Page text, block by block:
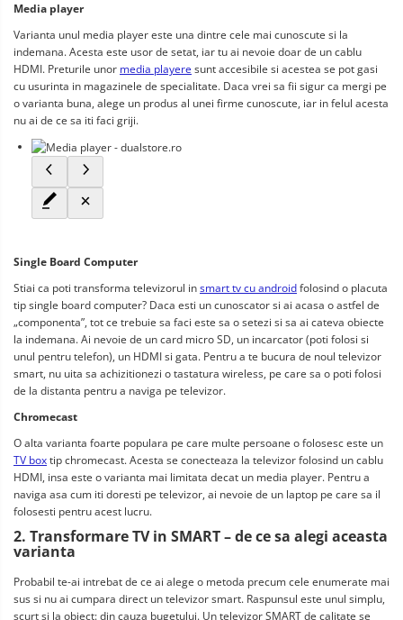
Media player
Varianta unul media player este una dintre cele mai cunoscute si la
indemana. Acesta este usor de setat, iar tu ai nevoie doar de un cablu
HDMI. Preturile unor media playere sunt accesibile si acestea se pot gasi
cu usurinta in magazinele de specialitate. Daca vrei sa fii sigur ca mergi pe
o varianta buna, alege un produs al unei firme cunoscute, iar in felul acesta
nu ai de ce sa iti faci griji.
Single Board Computer
Stiai ca poti transforma televizorul in smart tv cu android folosind o placuta
tip single board computer? Daca esti un cunoscator si ai acasa o astfel de
„componenta”, tot ce trebuie sa faci este sa o setezi si sa ai cateva obiecte
la indemana. Ai nevoie de un card micro SD, un incarcator (poti folosi si
unul pentru telefon), un HDMI si gata. Pentru a te bucura de noul televizor
smart, nu uita sa achizitionezi o tastatura wireless, pe care sa o poti folosi
de la distanta pentru a naviga pe televizor.
Chromecast
TV box tip chromecast. Acesta se conecteaza la televizor folosind un cablu
HDMI, insa este o varianta mai limitata decat un media player. Pentru a
naviga asa cum iti doresti pe televizor, ai nevoie de un laptop pe care sa il
folosesti pentru acest lucru.
2. Transformare TV in SMART – de ce sa alegi aceasta
varianta
Probabil te-ai intrebat de ce ai alege o metoda precum cele enumerate mai
sus si nu ai cumpara direct un televizor smart. Raspunsul este unul simplu,
scurt si la obiect: din cauza bugetului. Un televizor SMART de calitate se